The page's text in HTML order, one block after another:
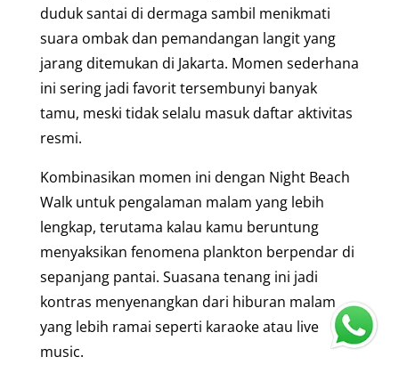
duduk santai di dermaga sambil menikmati
suara ombak dan pemandangan langit yang
jarang ditemukan di Jakarta. Momen sederhana
ini sering jadi favorit tersembunyi banyak
tamu, meski tidak selalu masuk daftar aktivitas
resmi.
Kombinasikan momen ini dengan Night Beach
Walk untuk pengalaman malam yang lebih
lengkap, terutama kalau kamu beruntung
menyaksikan fenomena plankton berpendar di
sepanjang pantai. Suasana tenang ini jadi
kontras menyenangkan dari hiburan malam
yang lebih ramai seperti karaoke atau live
music.